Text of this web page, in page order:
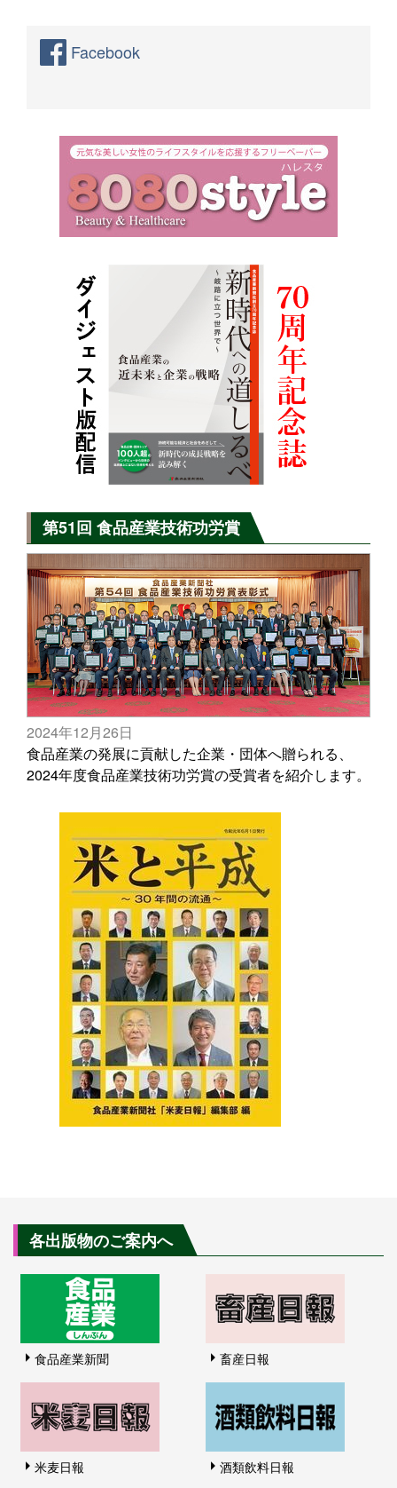
Facebook
第51回 食品産業技術功労賞
2024年12月26日
食品産業の発展に貢献した企業・団体へ贈られる、
2024年度食品産業技術功労賞の受賞者を紹介します。
各出版物のご案内へ
食品産業新聞 畜産日報
米麦日報 酒類飲料日報